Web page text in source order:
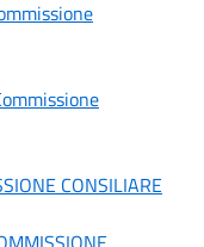
CONSILIARE